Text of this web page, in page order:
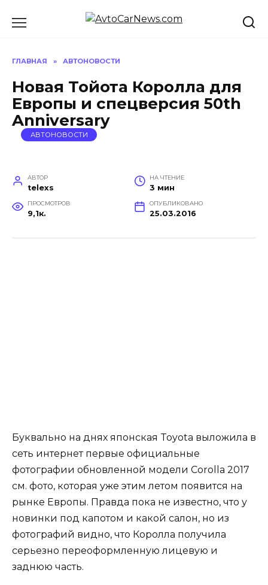
ГЛАВНАЯ » АВТОНОВОСТИ
Новая Тойота Королла для
Европы и спецверсия 50th
Anniversary
АВТОНОВОСТИ
АВТОР
telexs
НА ЧТЕНИЕ
3 мин
ПРОСМОТРОВ
9,1к.
ОПУБЛИКОВАНО
25.03.2016
Буквально на днях японская Toyota выложила в
сеть интернет первые официальные
фотографии обновленной модели Corolla 2017
см. фото, которая уже этим летом появится на
рынке Европы. Правда пока не известно, что у
новинки под капотом и какой салон, но из
фотографий видно, что Королла получила
серьезно переоформленную лицевую и
заднюю часть.